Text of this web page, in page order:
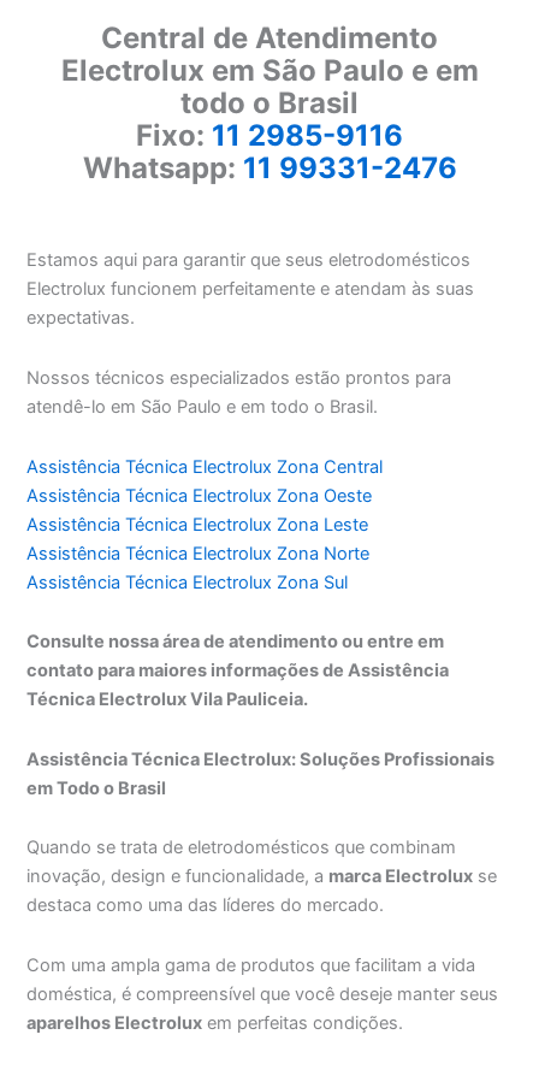
Central de Atendimento
Electrolux em São Paulo e em
todo o Brasil
Fixo: 11 2985-9116
Whatsapp: 11 99331-2476
Estamos aqui para garantir que seus eletrodomésticos
Electrolux funcionem perfeitamente e atendam às suas
expectativas.
Nossos técnicos especializados estão prontos para
atendê-lo em São Paulo e em todo o Brasil.
Assistência Técnica Electrolux Zona Central
Assistência Técnica Electrolux Zona Oeste
Assistência Técnica Electrolux Zona Leste
Assistência Técnica Electrolux Zona Norte
Assistência Técnica Electrolux Zona Sul
Consulte nossa área de atendimento ou entre em
contato para maiores informações de Assistência
Técnica Electrolux Vila Pauliceia.
Assistência Técnica Electrolux: Soluções Profissionais
em Todo o Brasil
Quando se trata de eletrodomésticos que combinam
inovação, design e funcionalidade, a marca Electrolux se
destaca como uma das líderes do mercado.
Com uma ampla gama de produtos que facilitam a vida
doméstica, é compreensível que você deseje manter seus
aparelhos Electrolux em perfeitas condições.